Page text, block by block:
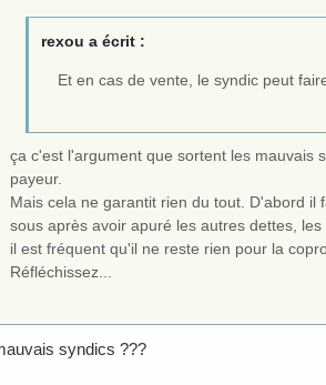
rexou a écrit :
Et en cas de vente, le syndic peut
ça c'est l'argument que sortent les mauvais
payeur.
Mais cela ne garantit rien du tout. D'abord
sous après avoir apuré les autres dettes,
il est fréquent qu'il ne reste rien pour la
Réfléchissez...
syndics ???